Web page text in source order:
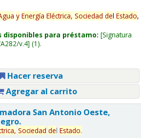
y Energía Eléctrica, Sociedad del Estado,
disponibles para préstamo: Signatura
v.4 (1).
Hacer reserva
Agregar al carrito
San Antonio Oeste,
Sociedad del Estado.